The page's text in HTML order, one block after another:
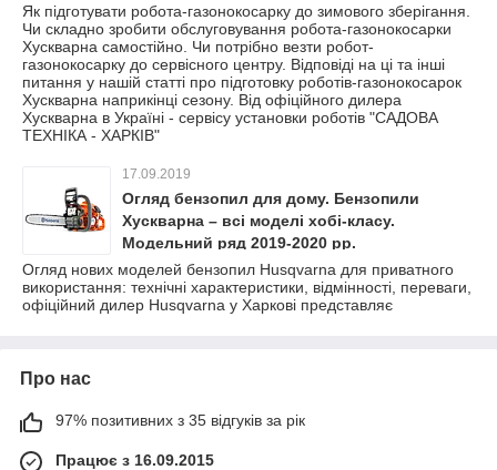
Як підготувати робота-газонокосарку до зимового зберігання.
Чи складно зробити обслуговування робота-газонокосарки
Хускварна самостійно. Чи потрібно везти робот-
газонокосарку до сервісного центру. Відповіді на ці та інші
питання у нашій статті про підготовку роботів-газонокосарок
Хускварна наприкінці сезону. Від офіційного дилера
Хускварна в Україні - сервісу установки роботів "САДОВА
ТЕХНІКА - ХАРКІВ"
17.09.2019
Огляд бензопил для дому. Бензопили
Хускварна – всі моделі хобі-класу.
Модельний ряд 2019-2020 рр.
Огляд нових моделей бензопил Husqvarna для приватного
використання: технічні характеристики, відмінності, переваги,
офіційний дилер Husqvarna у Харкові представляє
Про нас
97% позитивних з 35 відгуків за рік
Працює з 16.09.2015